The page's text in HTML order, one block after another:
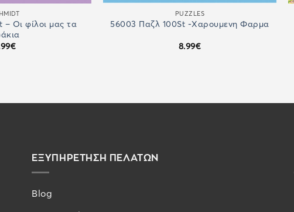
– Οι φίλοι μας τα
€
PUZZLES
56003 Παζλ 100St -Χαρουμενη Φαρμα
8.99€
ΕΞΥΠΗΡΕΤΗΣΗ ΠΕΛΑΤΩΝ
Blog